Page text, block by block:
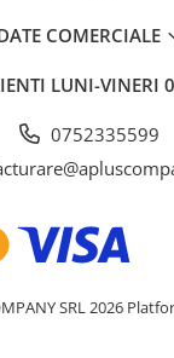
COMERCIALE
LUNI-VINERI
0752335599
SRL 2026